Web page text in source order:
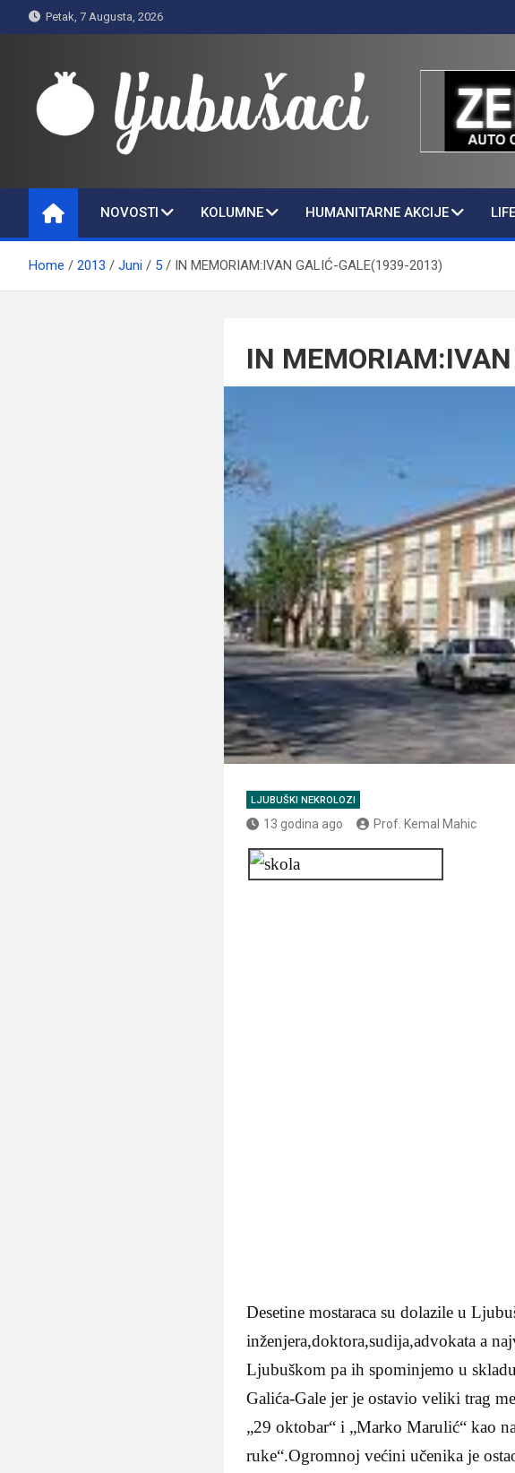
to
Petak, 7 Augusta, 2026
Ljubušaci
NOVOSTI KOLUMNE HUMANITARNE AKCIJE
Home 2013 Juni 5 IN MEMORIAM:IVAN GALIĆ-GALE(1939-2013)
IN
LJUBUŠKI NEKROLOZI
13 godina ago Prof. Kemal Mahic
Desetine mostaraca su dolazile u
inženjera,doktora,sudija,advokata a
Ljubuškom pa ih spominjemo u
Galića-Gale jer je ostavio veliki trag
„29 oktobar“ i „Marko Marulić“ kao
ruke“.Ogromnoj većini učenika je